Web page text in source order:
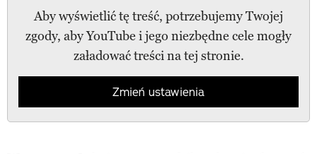
Aby wyświetlić tę treść, potrzebujemy Twojej
zgody, aby YouTube i jego niezbędne cele mogły
załadować treści na tej stronie.
Zmień ustawienia